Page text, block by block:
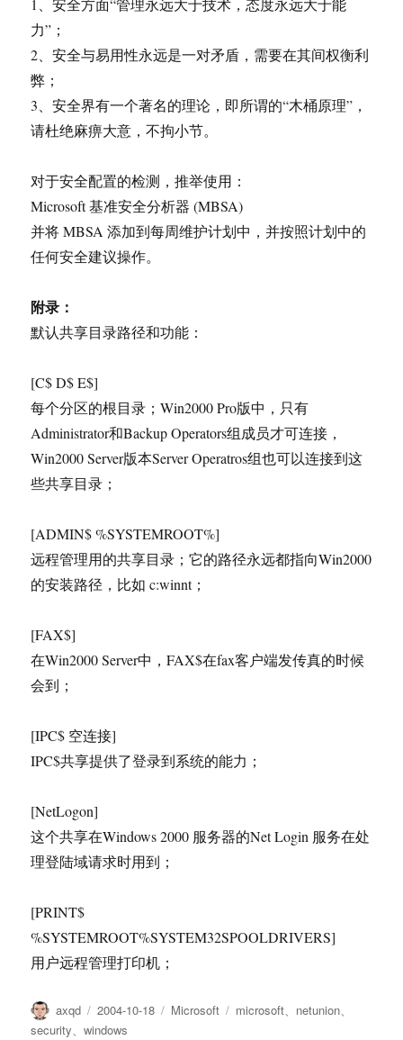
1、安全方面“管理永远大于技术，态度永远大于能
力”；
2、安全与易用性永远是一对矛盾，需要在其间权衡利
弊；
3、安全界有一个著名的理论，即所谓的“木桶原理”，
请杜绝麻痹大意，不拘小节。
对于安全配置的检测，推举使用：
Microsoft 基准安全分析器 (MBSA)
并将 MBSA 添加到每周维护计划中，并按照计划中的
任何安全建议操作。
附录：
默认共享目录路径和功能：
[C$ D$ E$]
每个分区的根目录；Win2000 Pro版中，只有
Administrator和Backup Operators组成员才可连接，
Win2000 Server版本Server Operatros组也可以连接到这
些共享目录；
[ADMIN$ %SYSTEMROOT%]
远程管理用的共享目录；它的路径永远都指向Win2000
的安装路径，比如 c:winnt；
[FAX$]
在Win2000 Server中，FAX$在fax客户端发传真的时候
会到；
[IPC$ 空连接]
IPC$共享提供了登录到系统的能力；
[NetLogon]
这个共享在Windows 2000 服务器的Net Login 服务在处
理登陆域请求时用到；
[PRINT$
%SYSTEMROOT%SYSTEM32SPOOLDRIVERS]
用户远程管理打印机；
作
者
axqd
发
布
2004-10-18
分
Microsoft
标
microsoft、 netunion、
security、windows